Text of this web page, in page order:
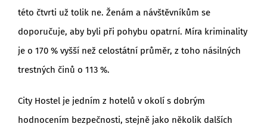
této čtvrti už tolik ne. Ženám a návštěvníkům se
doporučuje, aby byli při pohybu opatrní. Míra kriminality
je o 170 % vyšší než celostátní průměr, z toho násilných
trestných činů o 113 %.
City Hostel je jedním z hotelů v okolí s dobrým
hodnocením bezpečnosti, stejně jako několik dalších